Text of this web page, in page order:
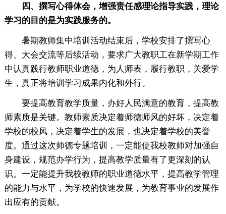
四、撰写心得体会，增强责任感理论指导实践，理论
学习的目的是为实践服务的。
暑期教师集中培训活动结束后，学校安排了撰写心
得、大会交流等后续活动，要求广大教职工在新学期工作
中认真践行教师职业道德，为人师表，履行教职，关爱学
生，真正将培训学习成果内化和外行。
要提高教育教学质量，办好人民满意的教育，提高教
师素质是关键。教师素质决定着师德师风的好坏，决定着
学校的校风，决定着学生的发展，也决定着学校的美誉
度。通过这次师德专题培训，一定能使我校教师对加强自
身建设，规范办学行为，提高教学质量有了更深刻的认
识。一定能提升我校教师的职业道德水平，提高教学管理
的能力与水平，为学校的快速发展，为教育事业的发展作
出应有的贡献。